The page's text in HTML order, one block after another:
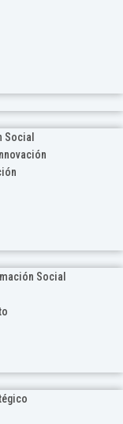
Social
Social